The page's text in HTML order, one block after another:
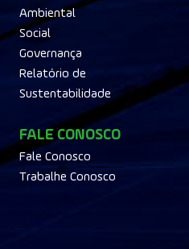
Ambiental
Social
Governança
Relatório de
Sustentabilidade
FALE CONOSCO
Fale Conosco
Trabalhe Conosco